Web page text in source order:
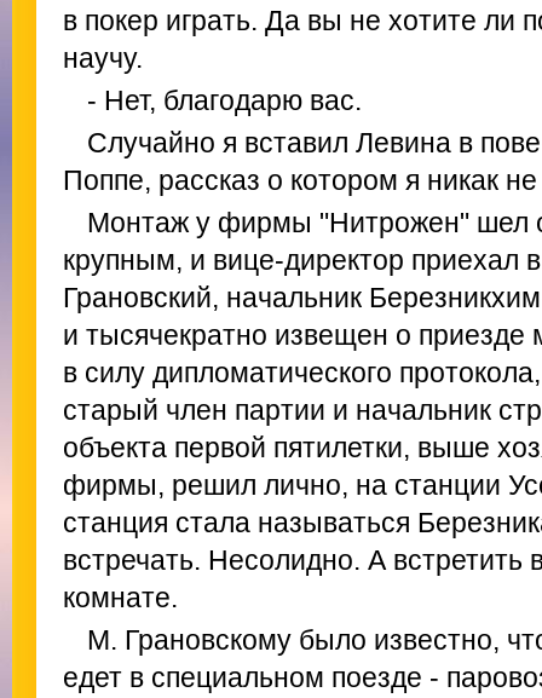
в покер играть. Да вы не хотите ли
научу.
- Нет, благодарю вас.
Случайно я вставил Левина в
Поппе, рассказ о котором я никак
Монтаж у фирмы "Нитрожен" шел
крупным, и вице-директор приехал
Грановский, начальник
и тысячекратно извещен о приезде
в силу дипломатического
старый член партии и начальник
объекта первой пятилетки, выше
фирмы, решил лично, на станции
станция стала называться
встречать. Несолидно. А встретить
комнате.
М. Грановскому было известно,
едет в специальном поезде -